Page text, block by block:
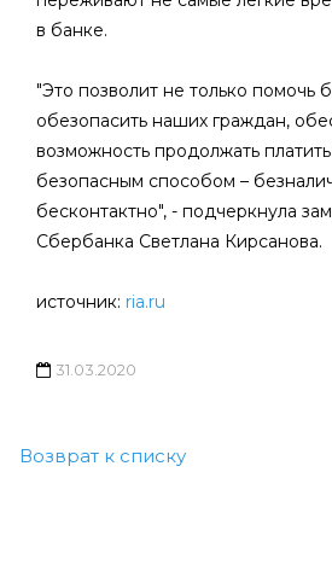
в банке.
"Это позволит не только помочь
обезопасить наших граждан,
возможность продолжать
безопасным способом –
бесконтактно", - подчеркнула
Сбербанка Светлана Кирсанова.
источник: ria.ru
31.03.2020
Возврат к списку